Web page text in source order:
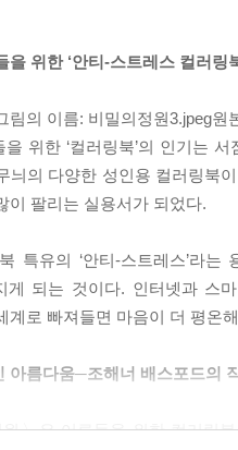
을 위한 ‘안티-스트레스 컬러링
림의 이름: 비밀의정원3.jpeg원
을 위한 ‘컬러링북’의 인기는
늬의 다양한 성인용 컬러링북
이 팔리는 실용서가 되었다.
특유의 ‘안티-스트레스’라
게 되는 것이다. 인터넷과 스
계로 빠져들면 마음이 더 평온
아름다움─조해너 배스포드의
〉은 어른들을 위한 컬러링